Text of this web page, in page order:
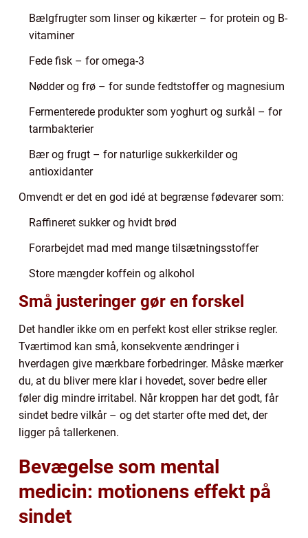
Bælgfrugter som linser og kikærter – for protein og B-
vitaminer
Fede fisk – for omega-3
Nødder og frø – for sunde fedtstoffer og magnesium
Fermenterede produkter som yoghurt og surkål – for
tarmbakterier
Bær og frugt – for naturlige sukkerkilder og
antioxidanter
Omvendt er det en god idé at begrænse fødevarer som:
Raffineret sukker og hvidt brød
Forarbejdet mad med mange tilsætningsstoffer
Store mængder koffein og alkohol
Små justeringer gør en forskel
Det handler ikke om en perfekt kost eller strikse regler.
Tværtimod kan små, konsekvente ændringer i
hverdagen give mærkbare forbedringer. Måske mærker
du, at du bliver mere klar i hovedet, sover bedre eller
føler dig mindre irritabel. Når kroppen har det godt, får
sindet bedre vilkår – og det starter ofte med det, der
ligger på tallerkenen.
Bevægelse som mental
medicin: motionens effekt på
sindet